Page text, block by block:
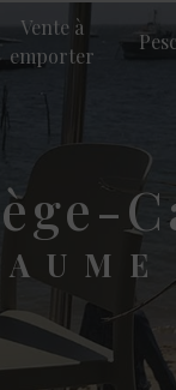
Vente à
emporter